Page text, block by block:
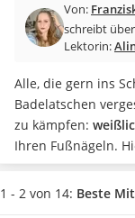
Masturbator
Massagepistole
Reisehaartrockner
Eiweißpulver
Magnesiumpräparat
Katzenklappe
Nackenmassagegerät
Zeckenschutz Katze
Von:
schreibt
Lektorin:
Alle, die gern ins
Badelatschen
zu kämpfen:
Ihren Fußnägeln.
temporäre
Fußsalbe
1 - 2 von 14: Beste